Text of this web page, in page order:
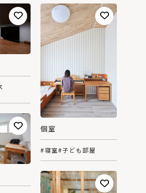
個室
#寝室#子ども部屋